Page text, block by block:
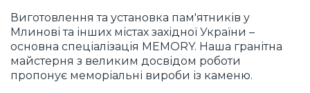
Виготовлення та установка пам'ятників у
Млинові та інших містах західної України –
основна спеціалізація MEMORY. Наша гранітна
майстерня з великим досвідом роботи
пропонує меморіальні вироби із каменю.